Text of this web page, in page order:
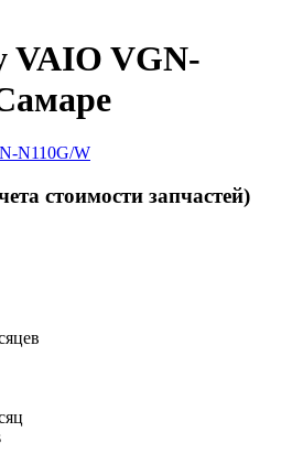
VAIO VGN-
стоимости запчастей)